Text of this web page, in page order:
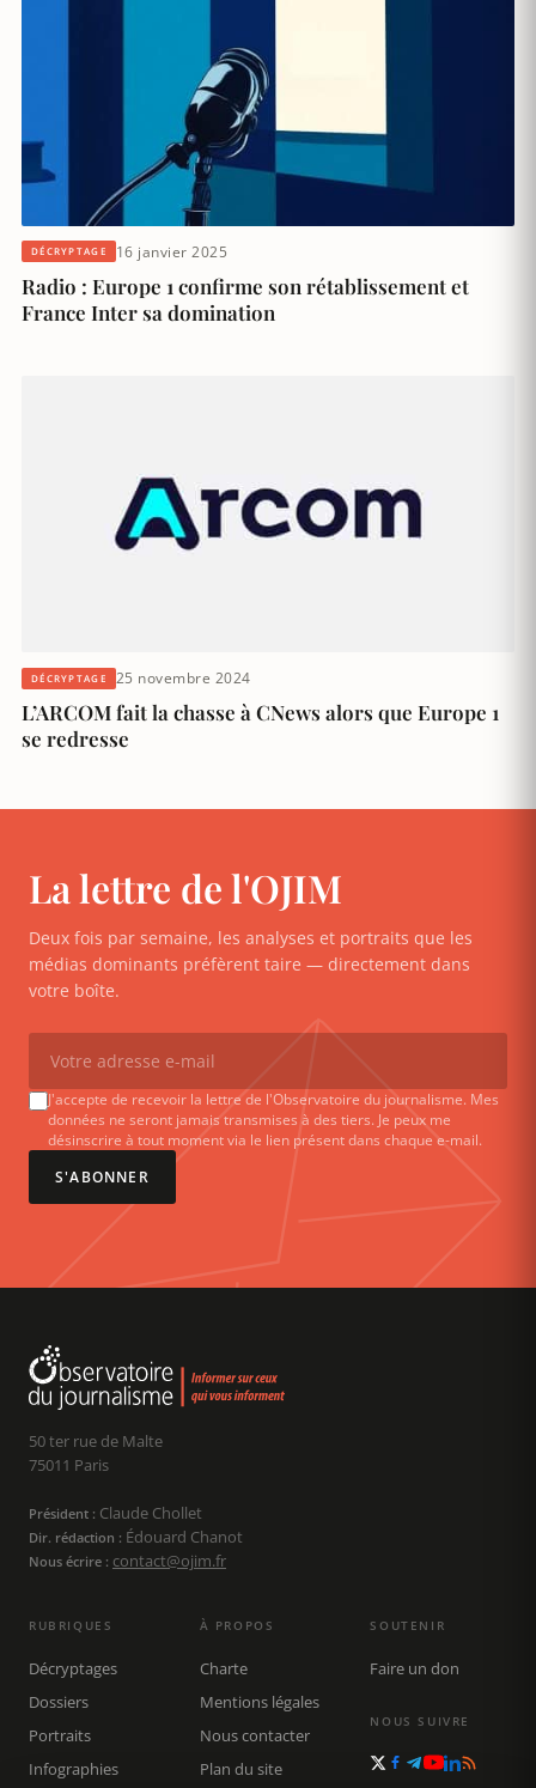
DÉCRYPTAGE 16 janvier 2025
Radio : Europe 1 confirme son rétablissement et
France Inter sa domination
DÉCRYPTAGE 25 novembre 2024
L’ARCOM fait la chasse à CNews alors que Europe 1
se redresse
La lettre de l'OJIM
Deux fois par semaine, les analyses et portraits que les
médias dominants préfèrent taire — directement dans
votre boîte.
J'accepte de recevoir la lettre de l'Observatoire du journalisme. Mes
données ne seront jamais transmises à des tiers. Je peux me
désinscrire à tout moment via le lien présent dans chaque e-mail.
S'ABONNER
50 ter rue de Malte
75011 Paris
Président : Claude Chollet
Dir. rédaction : Édouard Chanot
Nous écrire : contact@ojim.fr
RUBRIQUES
Décryptages
Dossiers
Portraits
Infographies
À PROPOS
Charte
Mentions légales
Nous contacter
Plan du site
SOUTENIR
Faire un don
NOUS SUIVRE